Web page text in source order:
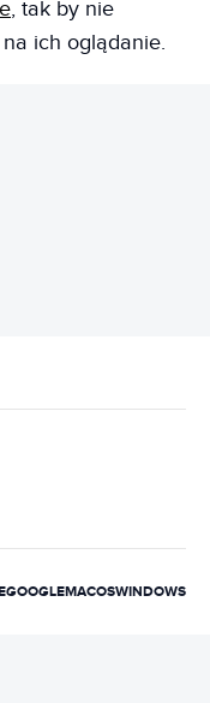
, tak by nie
ich oglądanie.
GOOGLEMACOSWINDOWS